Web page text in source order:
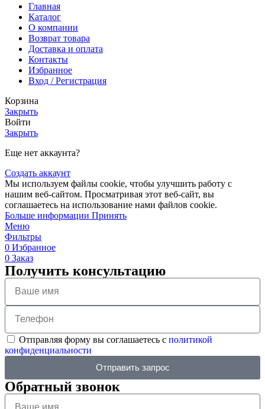
Главная
Каталог
О компании
Возврат товара
Доставка и оплата
Контакты
Избранное
Вход / Регистрация
Корзина
Закрыть
Войти
Закрыть
Еще нет аккаунта?
Создать аккаунт
Мы используем файлы cookie, чтобы улучшить работу с
нашим веб-сайтом. Просматривая этот веб-сайт, вы
соглашаетесь на использование нами файлов cookie.
Больше информации Принять
Меню
Фильтры
0 Избранное
0 Заказ
Получить консультацию
Отправляя форму вы соглашаетесь с политикой
конфиденциальности
Отправить запрос
Обратный звонок